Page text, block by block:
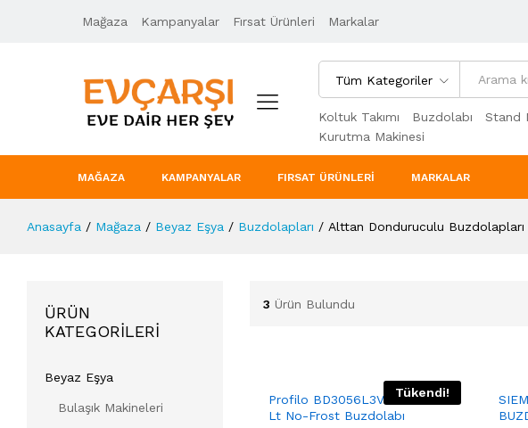
Mağaza Kampanyalar Fırsat Ürünleri Markalar
Tüm Kategoriler
Koltuk Takımı Buzdolabı Stand
Kurutma Makinesi
MAĞAZA KAMPANYALAR FIRSAT ÜRÜNLERI MARKALAR
Anasayfa / Mağaza / Beyaz Eşya / Buzdolapları / Alttan Donduruculu Buzdolapları
3 Ürün Bulundu
Tükendi!
Profilo BD3056L3VN A++ 559
Lt No-Frost Buzdolabı
ÜRÜN
KATEGORILERI
Beyaz Eşya
Bulaşık Makineleri